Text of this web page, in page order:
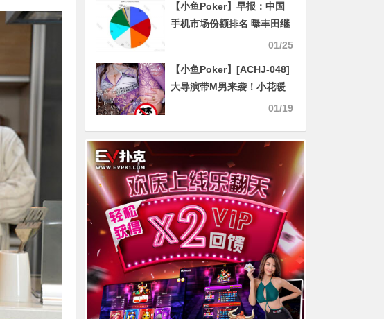
【小鱼Poker】早报：中国
手机市场份额排名 曝丰田继
01/25
【小鱼Poker】[ACHJ-048]
大导演带M男来袭！小花暖
（小花のん）最具攻击性的
01/19